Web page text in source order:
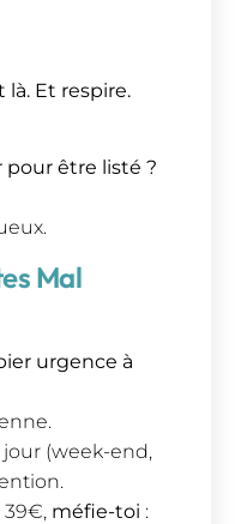
là. Et respire.
pour être listé ?
Mal
urgence à
(week-end,
39€, méfie-toi :